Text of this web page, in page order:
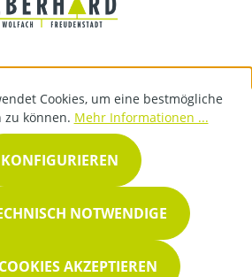
Cookies, um eine bestmögliche
können. Mehr Informationen ...
NOTWENDIGE
KONFIGURIEREN
AKZEPTIEREN